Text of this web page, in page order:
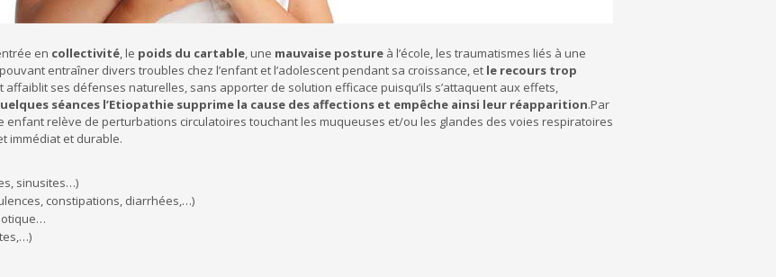
en collectivité, le poids du cartable, une mauvaise posture à l’école, les traumatismes liés à une
entraîner divers troubles chez l’enfant et l’adolescent pendant sa croissance, et le recours trop
affaiblit ses défenses naturelles, sans apporter de solution efficace puisqu’ils s’attaquent aux effets,
séances l’Etiopathie supprime la cause des affections et empêche ainsi leur réapparition.Par
enfant relève de perturbations circulatoires touchant les muqueuses et/ou les glandes des voies respiratoires
immédiat et durable.
sinusites…)
constipations, diarrhées,…)